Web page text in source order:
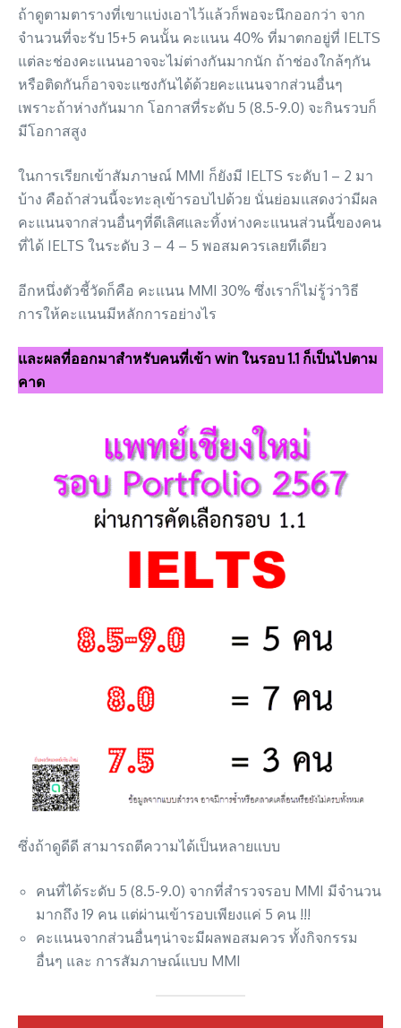
ถ้าดูตามตารางที่เขาแบ่งเอาไว้แล้วก็พอจะนึกออกว่า จาก
จำนวนที่จะรับ 15+5 คนนั้น คะแนน 40% ที่มาตกอยู่ที่ IELTS
แต่ละช่องคะแนนอาจจะไม่ต่างกันมากนัก ถ้าช่องใกล้ๆกัน
หรือติดกันก็อาจจะแซงกันได้ด้วยคะแนนจากส่วนอื่นๆ
เพราะถ้าห่างกันมาก โอกาสที่ระดับ 5 (8.5-9.0) จะกินรวบก็
มีโอกาสสูง
ในการเรียกเข้าสัมภาษณ์ MMI ก็ยังมี IELTS ระดับ 1 – 2 มา
บ้าง คือถ้าส่วนนี้จะทะลุเข้ารอบไปด้วย นั่นย่อมแสดงว่ามีผล
คะแนนจากส่วนอื่นๆที่ดีเลิศและทิ้งห่างคะแนนส่วนนี้ของคน
ที่ได้ IELTS ในระดับ 3 – 4 – 5 พอสมควรเลยทีเดียว
อีกหนึ่งตัวชี้วัดก็คือ คะแนน MMI 30% ซึ่งเราก็ไม่รู้ว่าวิธี
การให้คะแนนมีหลักการอย่างไร
และผลที่ออกมาสำหรับคนที่เข้า win ในรอบ 1.1 ก็เป็นไปตาม
คาด
ซึ่งถ้าดูดีดี สามารถตีความได้เป็นหลายแบบ
คนที่ได้ระดับ 5 (8.5-9.0) จากที่สำรวจรอบ MMI มีจำนวน
มากถึง 19 คน แต่ผ่านเข้ารอบเพียงแค่ 5 คน !!!
คะแนนจากส่วนอื่นๆน่าจะมีผลพอสมควร ทั้งกิจกรรม
อื่นๆ และ การสัมภาษณ์แบบ MMI